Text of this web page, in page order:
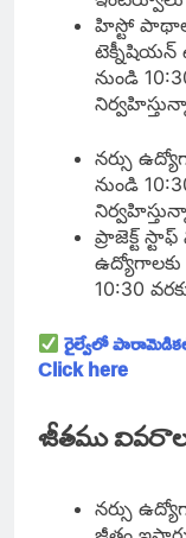
హిస్టో
టెక్నీషియన్
నుండి
నర్సు
నుండి
ప్రాజెక్ట్
ఉద్యోగాలకు
10:30
రైల్వేలో
Click here
జీతము
నర్సు